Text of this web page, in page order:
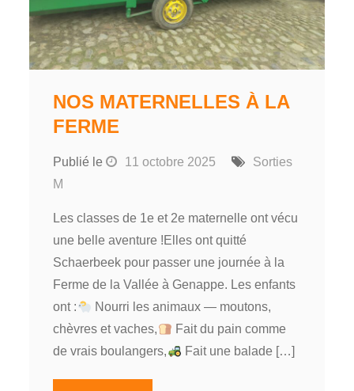
NOS MATERNELLES À LA
FERME
Publié le 11 octobre 2025
Sorties
M
Les classes de 1e et 2e maternelle ont vécu
une belle aventure !Elles ont quitté
Schaerbeek pour passer une journée à la
Ferme de la Vallée à Genappe. Les enfants
ont :
Nourri les animaux — moutons,
chèvres et vaches,
Fait du pain comme
de vrais boulangers,
Fait une balade […]